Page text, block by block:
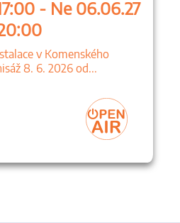
- Ne 06.06.27
v Komenského
8. 6. 2026 od...